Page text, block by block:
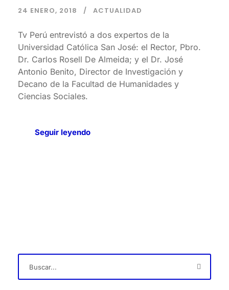
24 ENERO, 2018 ACTUALIDAD
Tv Perú entrevistó a dos expertos de la
Universidad Católica San José: el Rector, Pbro.
Dr. Carlos Rosell De Almeida; y el Dr. José
Antonio Benito, Director de Investigación y
Decano de la Facultad de Humanidades y
Ciencias Sociales.
Seguir leyendo